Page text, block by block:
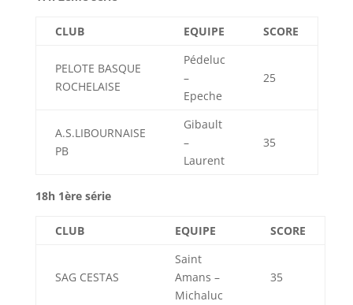
CLUB EQUIPE SCORE
PELOTE BASQUE
ROCHELAISE
Pédeluc
–
Epeche
25
A.S.LIBOURNAISE
PB
Gibault
–
Laurent
35
18h 1ère série
CLUB EQUIPE SCORE
SAG CESTAS
Saint
Amans –
Michaluc
35